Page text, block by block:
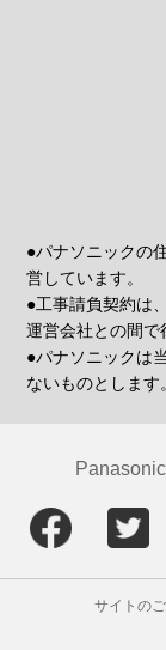
●パナソニックの
営しています。
●工事請負契約は
運営会社との間で
●パナソニックは
ないものとします
サイトの